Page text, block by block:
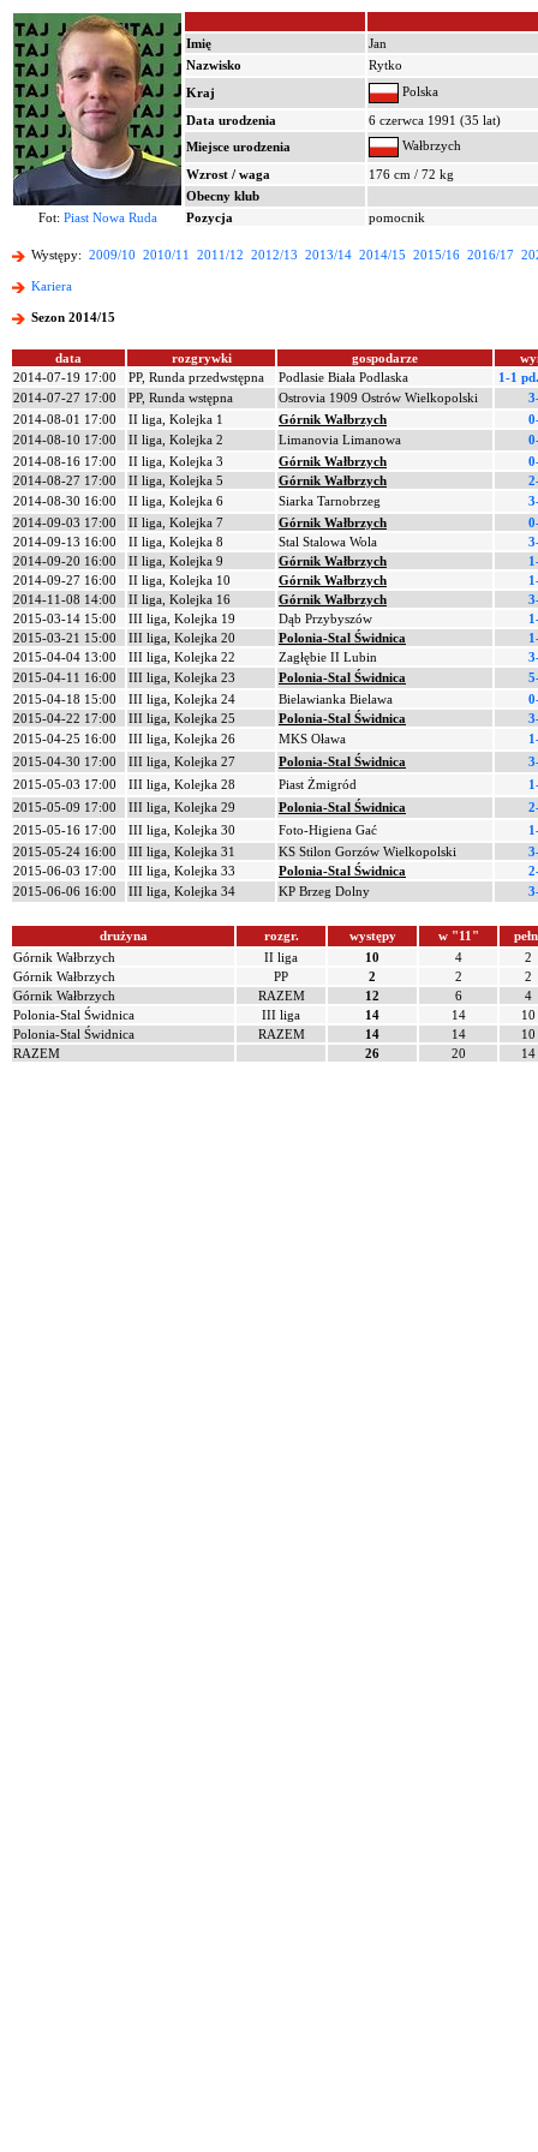
Imię
Jan
Nazwisko
Rytko
Kraj
Polska
Data urodzenia
6 czerwca 1991 (35 lat)
Miejsce urodzenia
Wałbrzych
Wzrost / waga
176 cm / 72 kg
Obecny klub
Fot: Piast Nowa Ruda Pozycja pomocnik
Występy: 2009/10 2010/11 2011/12 2012/13 2013/14 2014/15 2015/16 2016/17
Kariera
Sezon 2014/15
data rozgrywki gospodarze
2014-07-19 17:00
PP, Runda przedwstępna Podlasie Biała Podlaska
1-1
2014-07-27 17:00
PP, Runda wstępna Ostrovia 1909 Ostrów Wielkopolski
2014-08-01 17:00
II liga, Kolejka 1 Górnik Wałbrzych
2014-08-10 17:00
II liga, Kolejka 2 Limanovia Limanowa
2014-08-16 17:00
II liga, Kolejka 3 Górnik Wałbrzych
2014-08-27 17:00
II liga, Kolejka 5 Górnik Wałbrzych
2014-08-30 16:00
II liga, Kolejka 6 Siarka Tarnobrzeg
2014-09-03 17:00
II liga, Kolejka 7 Górnik Wałbrzych
2014-09-13 16:00
II liga, Kolejka 8 Stal Stalowa Wola
2014-09-20 16:00
II liga, Kolejka 9 Górnik Wałbrzych
2014-09-27 16:00
II liga, Kolejka 10 Górnik Wałbrzych
2014-11-08 14:00
II liga, Kolejka 16 Górnik Wałbrzych
2015-03-14 15:00
III liga, Kolejka 19 Dąb Przybyszów
2015-03-21 15:00
III liga, Kolejka 20 Polonia-Stal Świdnica
2015-04-04 13:00
III liga, Kolejka 22 Zagłębie II Lubin
2015-04-11 16:00
III liga, Kolejka 23 Polonia-Stal Świdnica
2015-04-18 15:00
III liga, Kolejka 24 Bielawianka Bielawa
2015-04-22 17:00
III liga, Kolejka 25 Polonia-Stal Świdnica
2015-04-25 16:00
III liga, Kolejka 26 MKS Oława
2015-04-30 17:00
III liga, Kolejka 27 Polonia-Stal Świdnica
2015-05-03 17:00
III liga, Kolejka 28 Piast Żmigród
2015-05-09 17:00
III liga, Kolejka 29 Polonia-Stal Świdnica
2015-05-16 17:00
III liga, Kolejka 30 Foto-Higiena Gać
2015-05-24 16:00
III liga, Kolejka 31 KS Stilon Gorzów Wielkopolski
2015-06-03 17:00
III liga, Kolejka 33 Polonia-Stal Świdnica
2015-06-06 16:00
III liga, Kolejka 34 KP Brzeg Dolny
drużyna rozgr. występy w "11"
Górnik Wałbrzych
II liga 10 4
2
Górnik Wałbrzych
PP 2 2
2
Górnik Wałbrzych
RAZEM 12 6
4
Polonia-Stal Świdnica
III liga 14 14
10
Polonia-Stal Świdnica
RAZEM 14 14
10
RAZEM
26 20 14